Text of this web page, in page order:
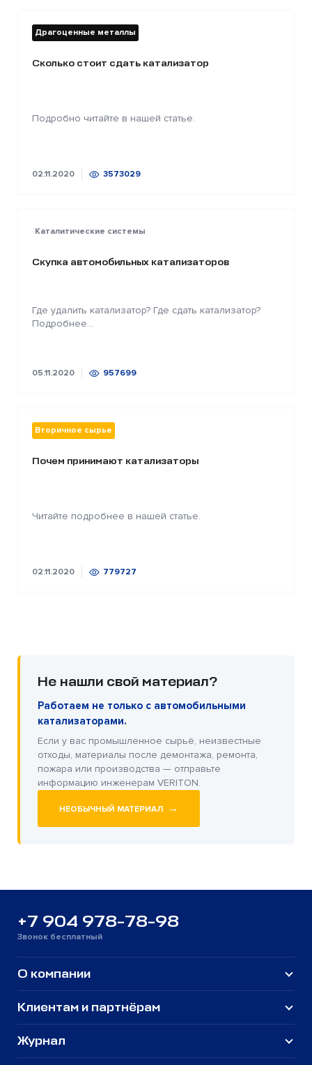
Драгоценные металлы
Сколько стоит сдать катализатор
Подробно читайте в нашей статье.
02.11.2020 3573029
Каталитические системы
Скупка автомобильных катализаторов
Где удалить катализатор? Где сдать катализатор?
Подробнее...
05.11.2020 957699
Вторичное сырье
Почем принимают катализаторы
Читайте подробнее в нашей статье.
02.11.2020 779727
Не нашли свой материал?
Работаем не только с автомобильными
катализаторами.
Если у вас промышленное сырьё, неизвестные
отходы, материалы после демонтажа, ремонта,
пожара или производства — отправьте
информацию инженерам VERITON.
НЕОБЫЧНЫЙ МАТЕРИАЛ →
+7 904 978-78-98
Звонок бесплатный
О компании
Клиентам и партнёрам
Журнал